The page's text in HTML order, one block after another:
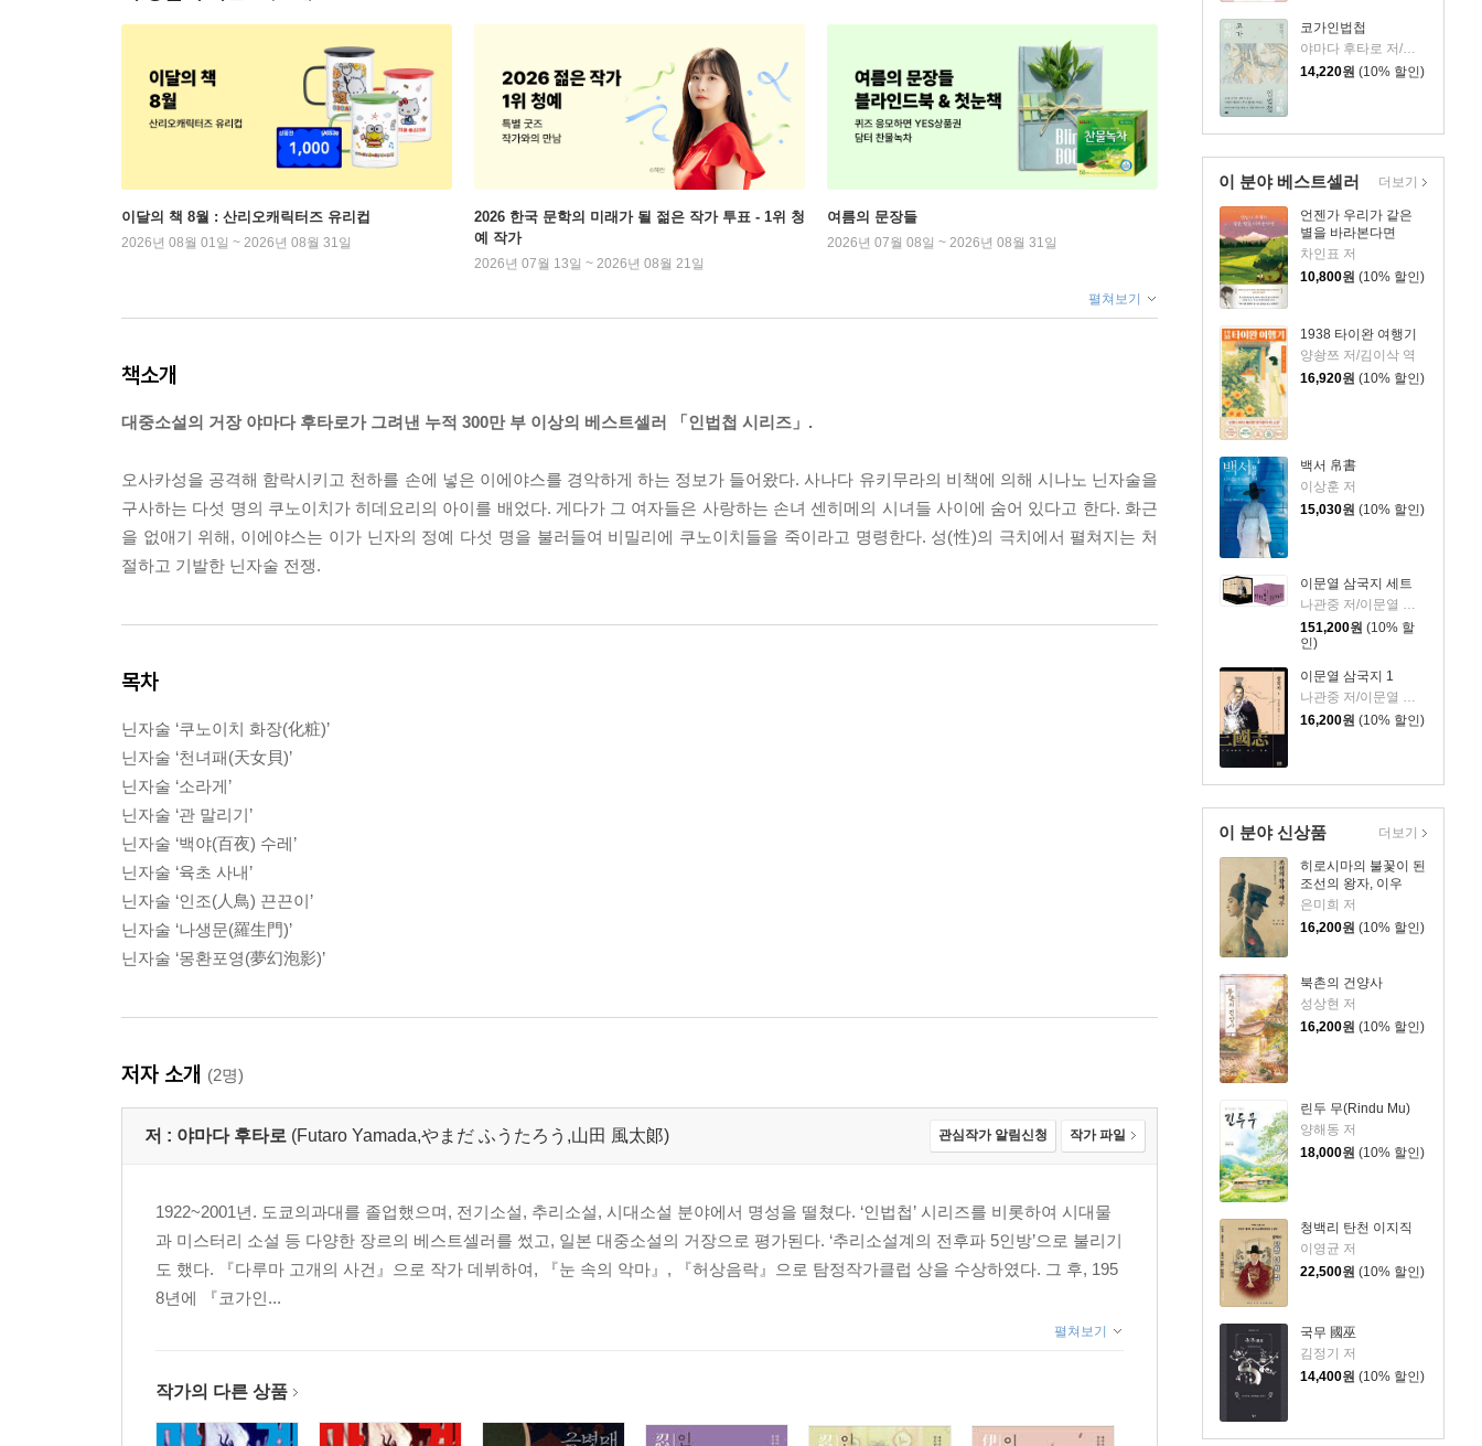
코가인법첩
야마다 후타로 저/김소연 역
14,220원 (10% 할인)
이 분야 베스트셀러
언젠가 우리가 같은
별을 바라본다면
차인표 저
10,800원 (10% 할인)
1938 타이완 여행기
양솽쯔 저/김이삭 역
16,920원 (10% 할인)
백서 帛書
이상훈 저
15,030원 (10% 할인)
이문열 삼국지 세트
나관중 저/이문열 평역/정문 그림
151,200원 (10% 할
인)
이문열 삼국지 1
나관중 저/이문열 평역/정문 그림
16,200원 (10% 할인)
더보기
이 분야 신상품
히로시마의 불꽃이 된
조선의 왕자, 이우
은미희 저
16,200원 (10% 할인)
북촌의 건양사
성상현 저
16,200원 (10% 할인)
린두 무(Rindu Mu)
양해동 저
18,000원 (10% 할인)
청백리 탄천 이지직
이영균 저
22,500원 (10% 할인)
국무 國巫
김정기 저
14,400원 (10% 할인)
더보기
이달의 책 8월 : 산리오캐릭터즈 유리컵
2026년 08월 01일 ~ 2026년 08월 31일
2026 한국 문학의 미래가 될 젊은 작가 투표 - 1위 청
예 작가
2026년 07월 13일 ~ 2026년 08월 21일
여름의 문장들
2026년 07월 08일 ~ 2026년 08월 31일
펼쳐보기
책소개
대중소설의 거장 야마다 후타로가 그려낸 누적 300만 부 이상의 베스트셀러 「인법첩 시리즈」.
오사카성을 공격해 함락시키고 천하를 손에 넣은 이에야스를 경악하게 하는 정보가 들어왔다. 사나다 유키무라의 비책에 의해 시나노 닌자술을
구사하는 다섯 명의 쿠노이치가 히데요리의 아이를 배었다. 게다가 그 여자들은 사랑하는 손녀 센히메의 시녀들 사이에 숨어 있다고 한다. 화근
을 없애기 위해, 이에야스는 이가 닌자의 정예 다섯 명을 불러들여 비밀리에 쿠노이치들을 죽이라고 명령한다. 성(性)의 극치에서 펼쳐지는 처
절하고 기발한 닌자술 전쟁.
목차
닌자술 ‘쿠노이치 화장(化粧)’
닌자술 ‘천녀패(天女貝)’
닌자술 ‘소라게’
닌자술 ‘관 말리기’
닌자술 ‘백야(百夜) 수레’
닌자술 ‘육초 사내’
닌자술 ‘인조(人鳥) 끈끈이’
닌자술 ‘나생문(羅生門)’
닌자술 ‘몽환포영(夢幻泡影)’
저자 소개 (2명)
저 : 야마다 후타로 (Futaro Yamada,やまだ ふうたろう,山田 風太郞) 관심작가 알림신청 작가 파일
1922~2001년. 도쿄의과대를 졸업했으며, 전기소설, 추리소설, 시대소설 분야에서 명성을 떨쳤다. ‘인법첩’ 시리즈를 비롯하여 시대물
과 미스터리 소설 등 다양한 장르의 베스트셀러를 썼고, 일본 대중소설의 거장으로 평가된다. ‘추리소설계의 전후파 5인방’으로 불리기
도 했다. 『다루마 고개의 사건』으로 작가 데뷔하여, 『눈 속의 악마』, 『허상음락』으로 탐정작가클럽 상을 수상하였다. 그 후, 195
8년에 『코가인...
펼쳐보기
작가의 다른 상품